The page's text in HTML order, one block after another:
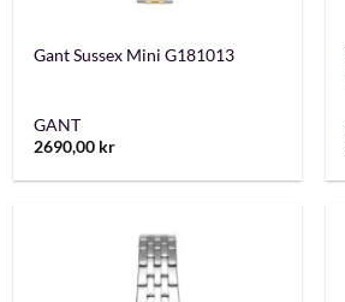
Gant Sussex Mini G181013
GANT
2690,00 kr